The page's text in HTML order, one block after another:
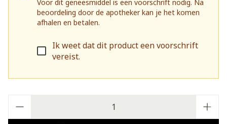
Voor dit geneesmiddel is een voorschrift nodig. Na
beoordeling door de apotheker kan je het komen
afhalen en betalen.
Ik weet dat dit product een voorschrift
vereist.